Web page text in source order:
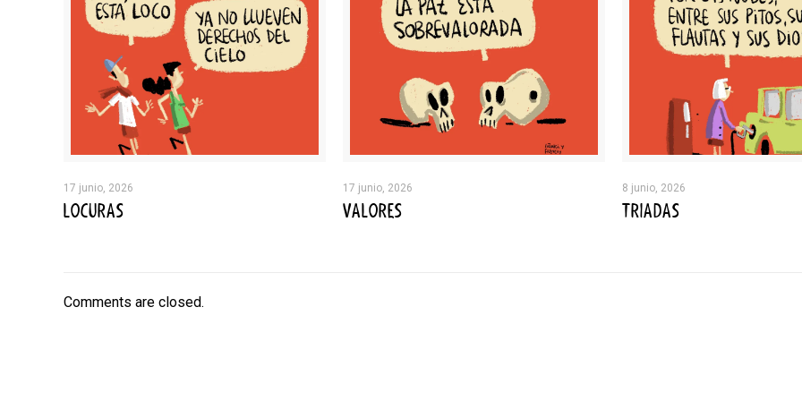
17 junio, 2026
LOCURAS
17 junio, 2026
VALORES
8 junio, 2026
TRIADAS
Comments are closed.